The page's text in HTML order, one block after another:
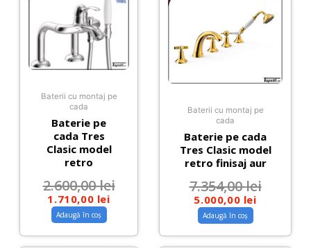
Baterii cu montaj pe
cada
Baterie pe
cada Tres
Clasic model
retro
2.600,00lei
1.710,00 lei
Adaugă în coș
Baterii cu montaj pe
cada
Baterie pe cada
Tres Clasic model
retro finisaj aur
7.354,00lei
5.000,00 lei
Adaugă în coș